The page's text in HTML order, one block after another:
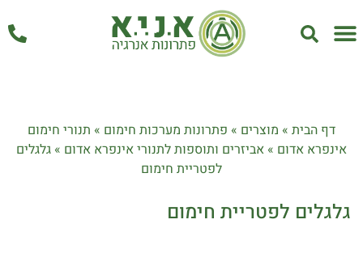
דף הבית » מוצרים » פתרונות מערכות חימום » תנורי חימום
אינפרא אדום » אביזרים ותוספות לתנורי אינפרא אדום » גלגלים
לפטריית חימום
גלגלים לפטריית חימום